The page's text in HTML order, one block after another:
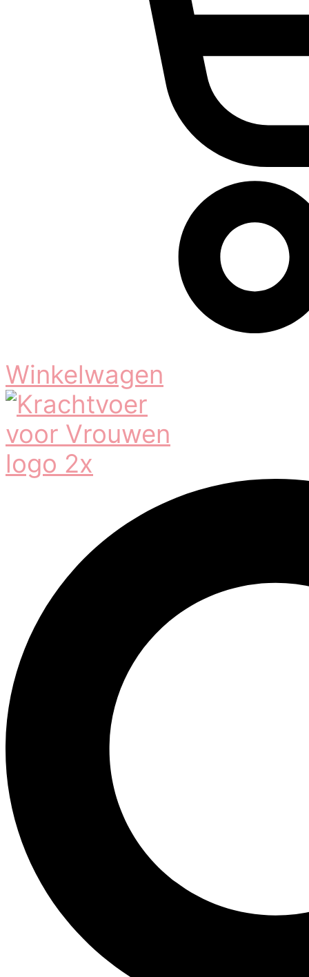
Winkelwagen